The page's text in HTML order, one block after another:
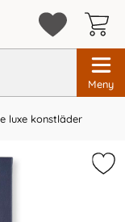
Meny
luxe konstläder